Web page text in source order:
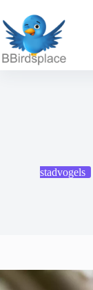
naar
de
inhoud
stadvogels